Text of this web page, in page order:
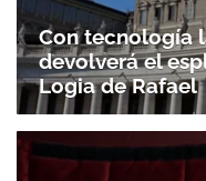
Con tecnología
devolverá el
Logia de Rafael